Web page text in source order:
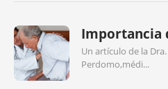
Importancia
Un artículo de la
Perdomo,médi...